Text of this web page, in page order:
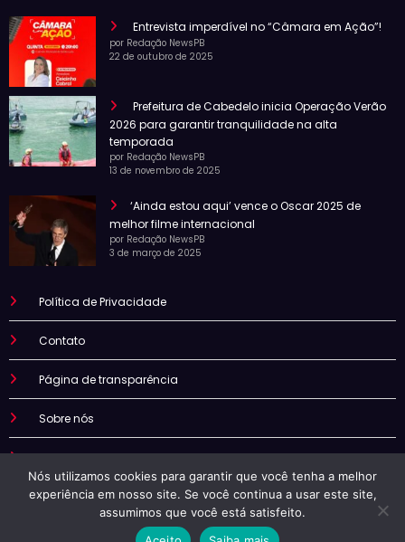
Entrevista imperdível no “Câmara em Ação”!
por Redação NewsPB
22 de outubro de 2025
Prefeitura de Cabedelo inicia Operação Verão
2026 para garantir tranquilidade na alta
temporada
por Redação NewsPB
13 de novembro de 2025
‘Ainda estou aqui’ vence o Oscar 2025 de
melhor filme internacional
por Redação NewsPB
3 de março de 2025
Política de Privacidade
Contato
Página de transparência
Sobre nós
Termo de uso
Nós utilizamos cookies para garantir que você tenha a melhor
experiência em nosso site. Se você continua a usar este site,
assumimos que você está satisfeito.